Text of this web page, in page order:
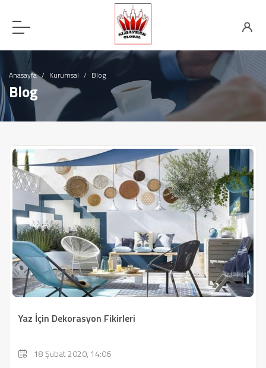
Anasayfa Kurumsal Blog
Blog
Yaz İçin Dekorasyon Fikirleri
18 Şubat 2020, 14:06